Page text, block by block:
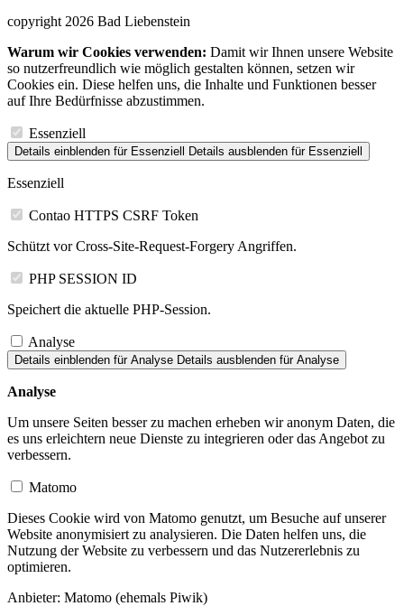
copyright 2026 Bad Liebenstein
Warum wir Cookies verwenden: Damit wir Ihnen unsere Website
so nutzerfreundlich wie möglich gestalten können, setzen wir
Cookies ein. Diese helfen uns, die Inhalte und Funktionen besser
auf Ihre Bedürfnisse abzustimmen.
Essenziell
Details einblenden für Essenziell Details ausblenden für Essenziell
Essenziell
Contao HTTPS CSRF Token
Schützt vor Cross-Site-Request-Forgery Angriffen.
PHP SESSION ID
Speichert die aktuelle PHP-Session.
Analyse
Details einblenden für Analyse Details ausblenden für Analyse
Analyse
Um unsere Seiten besser zu machen erheben wir anonym Daten, die
es uns erleichtern neue Dienste zu integrieren oder das Angebot zu
verbessern.
Matomo
Dieses Cookie wird von Matomo genutzt, um Besuche auf unserer
Website anonymisiert zu analysieren. Die Daten helfen uns, die
Nutzung der Website zu verbessern und das Nutzererlebnis zu
optimieren.
Anbieter: Matomo (ehemals Piwik)